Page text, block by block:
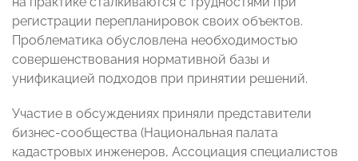
регистрации перепланировок своих объектов.
Проблематика обусловлена необходимостью
совершенствования нормативной базы и
унификацией подходов при принятии решений.
Участие в обсуждениях приняли представители
бизнес-сообщества (Национальная палата
кадастровых инженеров, Ассоциация специалистов